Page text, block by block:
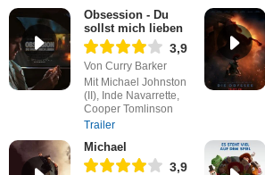
Obsession - Du
sollst mich lieben
3,9
Von Curry Barker
Mit Michael Johnston
(II), Inde Navarrette,
Cooper Tomlinson
Trailer
Michael
3,9